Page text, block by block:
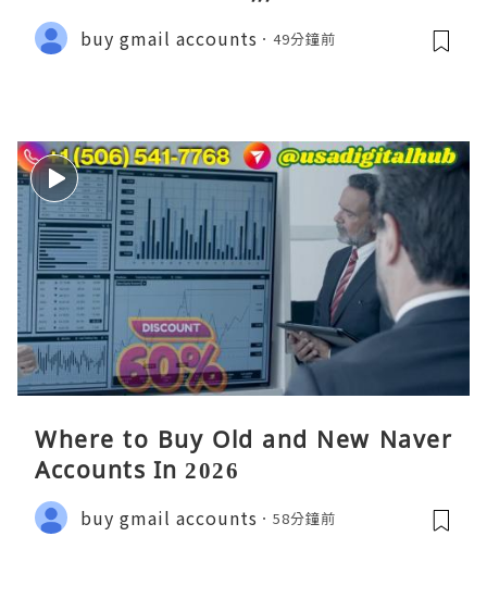
buy gmail accounts 49分鐘前
Where to Buy Old and New Naver
Accounts In 2026
buy gmail accounts 58分鐘前